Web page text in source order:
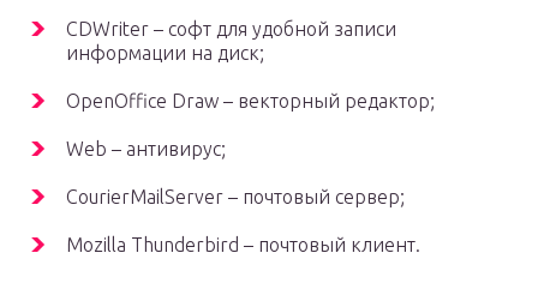
CDWriter – софт для удобной записи
информации на диск;
OpenOffice Draw – векторный редактор;
Web – антивирус;
CourierMailServer – почтовый сервер;
Mozilla Thunderbird – почтовый клиент.